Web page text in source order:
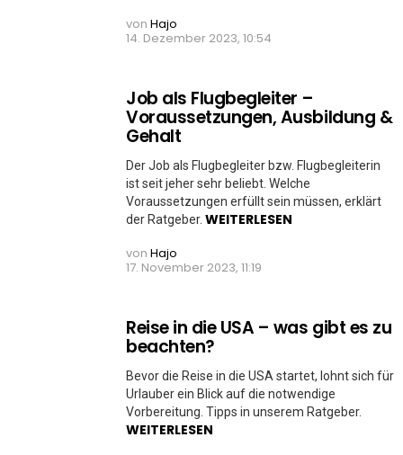
von Hajo
14. Dezember 2023, 10:54
Job als Flugbegleiter –
Voraussetzungen, Ausbildung &
Gehalt
Der Job als Flugbegleiter bzw. Flugbegleiterin
ist seit jeher sehr beliebt. Welche
Voraussetzungen erfüllt sein müssen, erklärt
der Ratgeber. WEITERLESEN
von Hajo
17. November 2023, 11:19
Reise in die USA – was gibt es zu
beachten?
Bevor die Reise in die USA startet, lohnt sich für
Urlauber ein Blick auf die notwendige
Vorbereitung. Tipps in unserem Ratgeber.
WEITERLESEN